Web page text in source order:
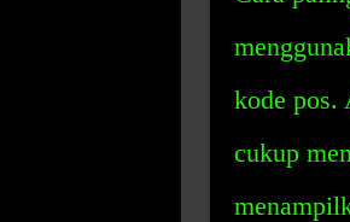
kode pos.
cukup